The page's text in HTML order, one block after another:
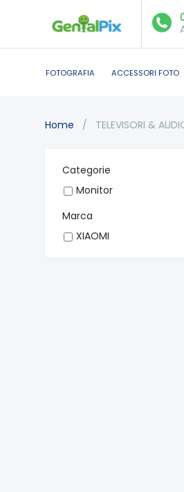
FOTOGRAFIA ACCESSORI FOTO
Home / TELEVISORI &
Categorie
Monitor
Marca
XIAOMI